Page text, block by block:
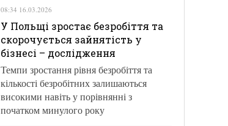
08:34 16.03.2026
У Польщі зростає безробіття та
скорочується зайнятість у
бізнесі – дослідження
Темпи зростання рівня безробіття та
кількості безробітних залишаються
високими навіть у порівнянні з
початком минулого року